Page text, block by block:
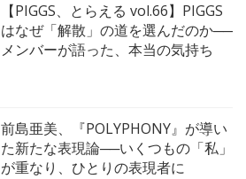
【PIGGS、とらえる vol.66】PIGGS
はなぜ「解散」の道を選んだのか──
メンバーが語った、本当の気持ち
前島亜美、『POLYPHONY』が導い
た新たな表現論──いくつもの「私」
が重なり、ひとりの表現者に